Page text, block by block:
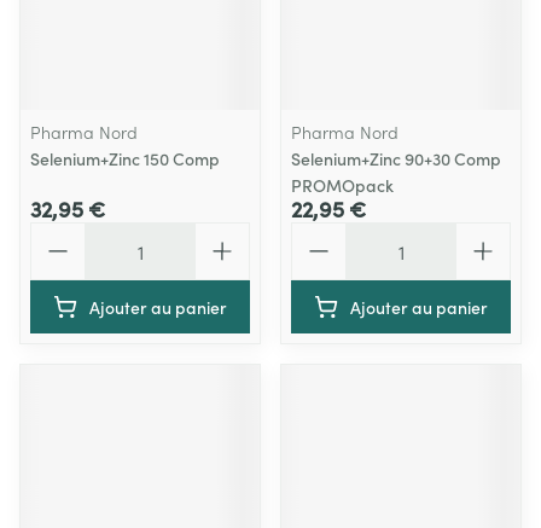
Pharma Nord
Selenium+Zinc 150 Comp
32,95 €
Ajouter au panier
Pharma Nord
Selenium+Zinc 90+30 Comp
PROMOpack
22,95 €
Ajouter au panier